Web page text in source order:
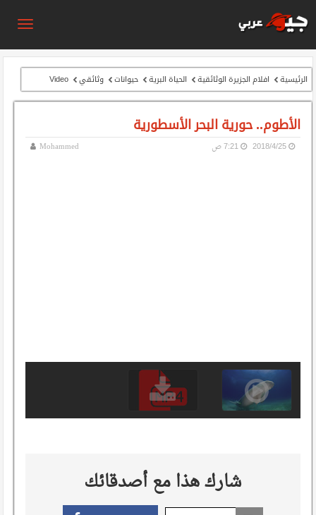
الرئيسية افلام الجزيرة الوثائقية الحياة البرية حيوانات وثائقي Video
الأطوم.. حورية البحر الأسطورية
Mohammed 25‏/4‏/2018 7:21 ص
شارك هذا مع أصدقائك